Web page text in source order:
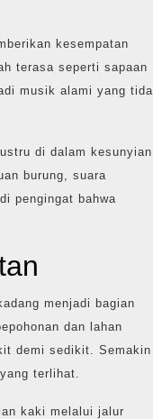
kesempatan
terasa seperti sapaan
musik alami yang
di dalam
burung, suara
pengingat bahwa
menjadi bagian
dan lahan
demi sedikit. Semakin
terlihat.
kaki melalui jalur